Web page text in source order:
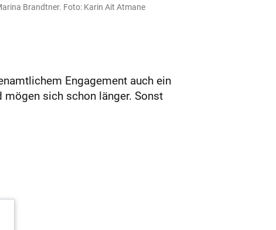
Brandtner. Foto: Karin Ait Atmane
Engagement auch ein
sich schon länger. Sonst